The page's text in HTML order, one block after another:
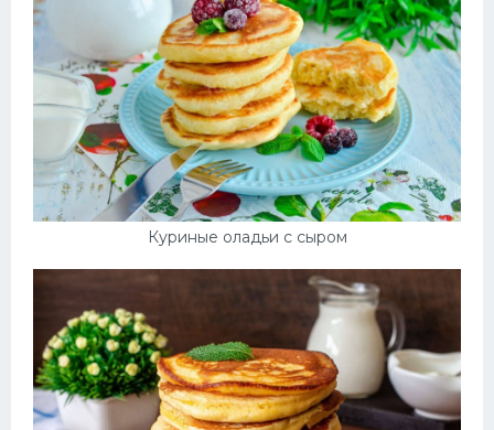
Куриные оладьи с сыром